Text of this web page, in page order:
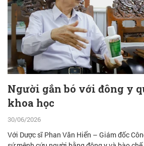
Người gắn bó với đông y
khoa học
30/06/2026
Với Dược sĩ Phan Văn Hiển – Giám đốc